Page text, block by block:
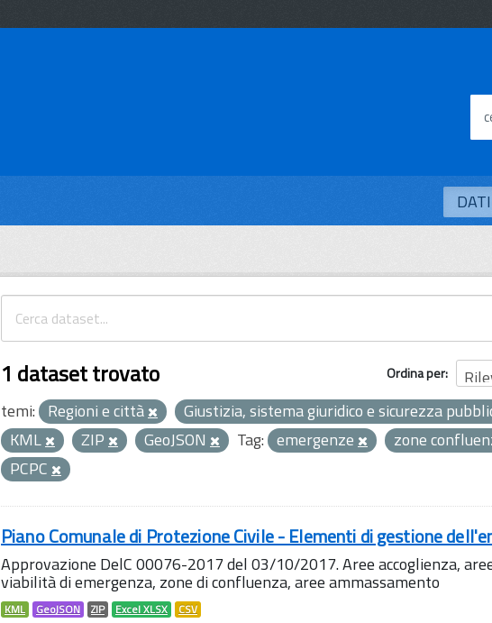
DATI
Ordina per
1 dataset trovato
temi: Regioni e città Giustizia, sistema giuridico e sicurezza
KML
ZIP GeoJSON Tag: emergenze
zone
PCPC
Piano Comunale di Protezione Civile - Elementi di gestione
Approvazione DelC 00076-2017 del 03/10/2017. Aree accoglienza,
viabilità di emergenza, zone di confluenza, aree ammassamento
KML GeoJSON ZIP Excel XLSX CSV